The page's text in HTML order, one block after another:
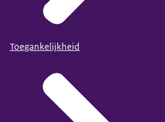
Toegankelijkheid